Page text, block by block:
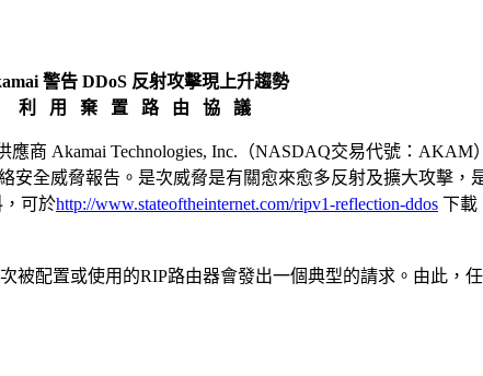
警告 DDoS 反射攻擊現上升趨勢
利 用 棄 置 路 由 協 議
商 Akamai Technologies, Inc.（NASDAQ交易代號：
絡安全威脅報告。是次威脅是有關愈來愈多反射及擴大攻擊
，可於http://www.stateoftheinternet.com/ripv1-reflection-ddos下載
被配置或使用的RIP路由器會發出一個典型的請求。由此，